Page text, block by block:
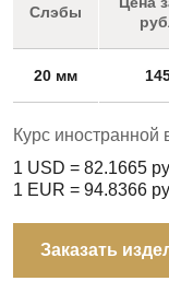
Слэбы
20 мм
Курс
1 USD = 82.1665
1 EUR = 94.8366
Заказать